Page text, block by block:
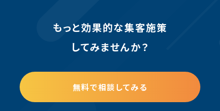
もっと効果的な集客施策
してみませんか？
無料で相談してみる